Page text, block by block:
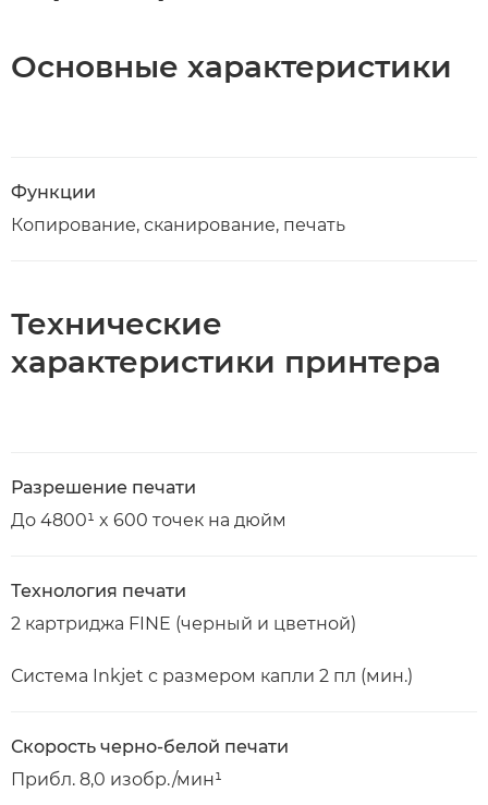
Основные характеристики
Функции
Копирование, сканирование, печать
Технические
характеристики принтера
Разрешение печати
До 4800¹ x 600 точек на дюйм
Технология печати
2 картриджа FINE (черный и цветной)
Система Inkjet с размером капли 2 пл (мин.)
Скорость черно-белой печати
Прибл. 8,0 изобр./мин¹